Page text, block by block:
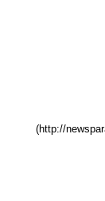
(http://